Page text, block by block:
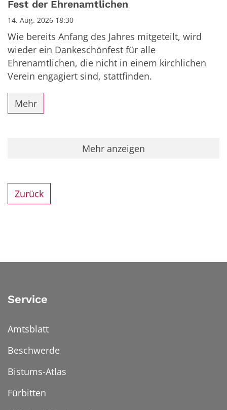
Fest der Ehrenamtlichen
14. Aug. 2026 18:30
Wie bereits Anfang des Jahres mitgeteilt, wird
wieder ein Dankeschönfest für alle
Ehrenamtlichen, die nicht in einem kirchlichen
Verein engagiert sind, stattfinden.
Mehr
Mehr anzeigen
Zurück
Service
Amtsblatt
Beschwerde
Bistums-Atlas
Fürbitten